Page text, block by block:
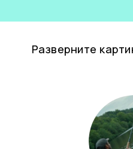
Разверните